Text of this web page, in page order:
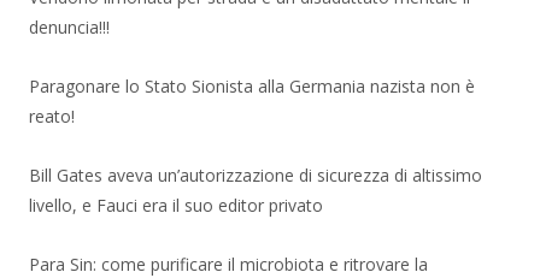
denuncia!!!
Paragonare lo Stato Sionista alla Germania nazista non è
reato!
Bill Gates aveva un’autorizzazione di sicurezza di altissimo
livello, e Fauci era il suo editor privato
Para Sin: come purificare il microbiota e ritrovare la